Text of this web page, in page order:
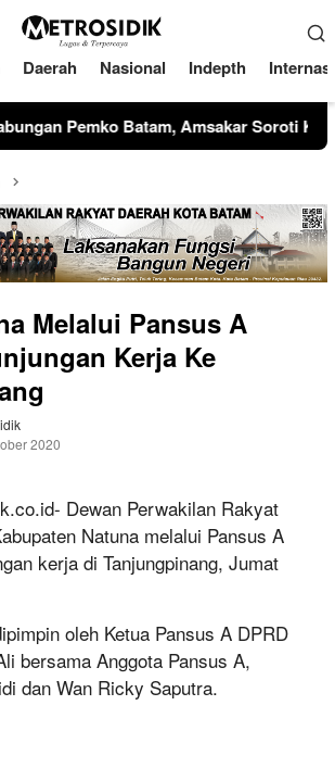
Daerah Nasional Indepth
OPD dan Optimalisasi Pendapatan
Melalui Pansus A
Kerja Ke
2020
Dewan Perwakilan Rakyat
Natuna melalui Pansus A
kerja di Tanjungpinang, Jumat
oleh Ketua Pansus A DPRD
bersama Anggota Pansus A,
dan Wan Ricky Saputra.